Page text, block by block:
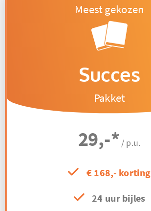
Succes
Pakket
29,-* / p.u.
€ 168,- korting
24 uur bijles